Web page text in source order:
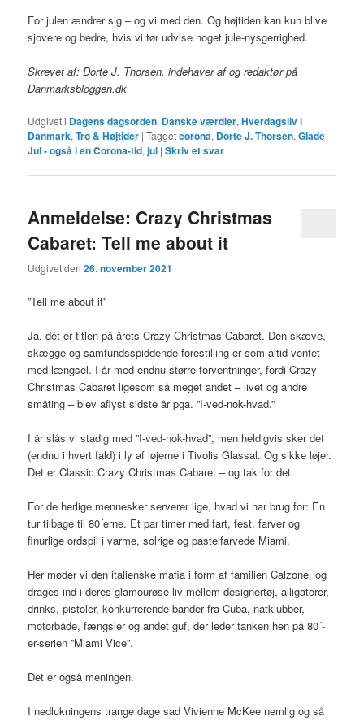
For julen ændrer sig – og vi med den. Og højtiden kan kun blive
sjovere og bedre, hvis vi tør udvise noget jule-nysgerrighed.
Skrevet af: Dorte J. Thorsen, indehaver af og redaktør på
Danmarksbloggen.dk
Udgivet i Dagens dagsorden, Danske værdier,Hverdagsliv i
Danmark,Tro & Højtider |Taggetcorona, Dorte J. Thorsen,Glade
Jul - også i en Corona-tid,jul |Skriv et svar
Anmeldelse: Crazy Christmas
Cabaret: Tell me about it
Udgivet den26. november 2021
”Tell me about it”
Ja, dét er titlen på årets Crazy Christmas Cabaret. Den skæve,
skægge og samfundsspiddende forestilling er som altid ventet
med længsel. I år med endnu større forventninger, fordi Crazy
Christmas Cabaret ligesom så meget andet – livet og andre
småting – blev aflyst sidste år pga. ”I-ved-nok-hvad.”
I år slås vi stadig med ”I-ved-nok-hvad”, men heldigvis sker det
(endnu i hvert fald) i ly af løjerne i Tivolis Glassal. Og sikke løjer.
Det er Classic Crazy Christmas Cabaret – og tak for det.
For de herlige mennesker serverer lige, hvad vi har brug for: En
tur tilbage til 80´erne. Et par timer med fart, fest, farver og
finurlige ordspil i varme, solrige og pastelfarvede Miami.
Her møder vi den italienske mafia i form af familien Calzone, og
drages ind i deres glamourøse liv mellem designertøj, alligatorer,
drinks, pistoler, konkurrerende bander fra Cuba, natklubber,
motorbåde, fængsler og andet guf, der leder tanken hen på 80´-
er-serien ”Miami Vice”.
Det er også meningen.
I nedlukningens trange dage sad Vivienne McKee nemlig og så